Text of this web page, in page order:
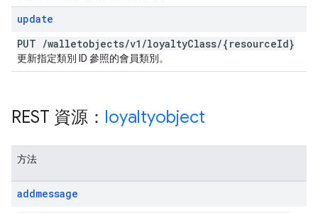
update
PUT /walletobjects/v1 /loyaltyClass/{resourceId}
更新指定類別 ID 參照的會員類別。
REST 資源： loyaltyobject
方法
addmessage